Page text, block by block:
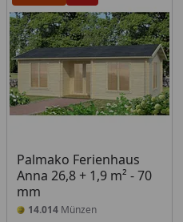
Palmako Ferienhaus
Anna 26,8 + 1,9 m² - 70
mm
14.014 Münzen